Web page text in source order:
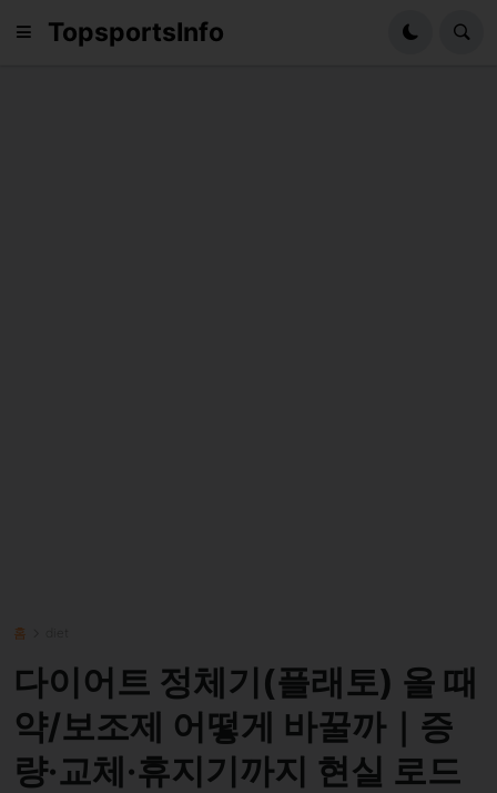
TopsportsInfo
홈
다이어트 정체기(플래토) 올 때
약/보조제 어떻게 바꿀까｜증
량·교체·휴지기까지 현실 로드